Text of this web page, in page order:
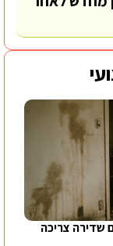
שדירה צריכה